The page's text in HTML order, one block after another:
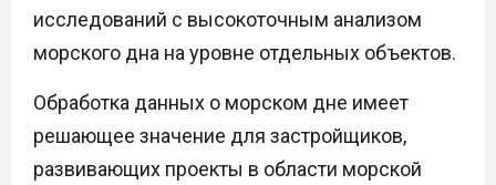
исследований с высокоточным анализом
морского дна на уровне отдельных объектов.
Обработка данных о морском дне имеет
решающее значение для застройщиков,
развивающих проекты в области морской